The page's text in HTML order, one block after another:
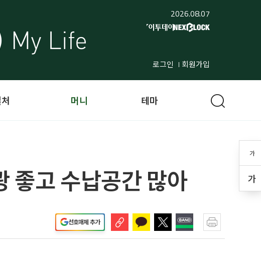
2026.08.07
로그인 회원가입
가
가
머니 테마
좋고 수납공간 많아
선호매체 추가